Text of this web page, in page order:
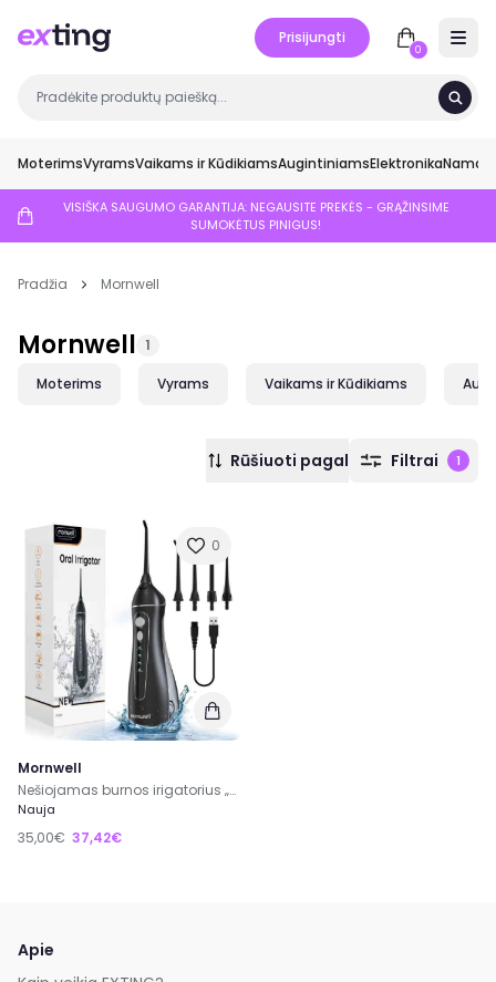
Prisijungti
0
MoterimsVyramsVaikams ir KūdikiamsAugintiniamsElektronikaNamai
VISIŠKA SAUGUMO GARANTIJA: NEGAUSITE PREKĖS - GRĄŽINSIME
SUMOKĖTUS PINIGUS!
Pradžia Mornwell
Mornwell 1
Moterims Vyrams Vaikams ir Kūdikiams
Rūšiuoti pagal Filtrai 1
0
Mornwell
Nešiojamas burnos irigatorius „Mornwell“ F18
Nauja
35,00€ 37,42€
Apie